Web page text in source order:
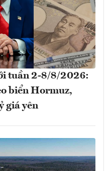
tuần 2-8/8/2026:
biển Hormuz,
giá yên